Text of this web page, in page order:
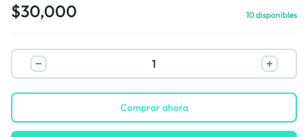
$30,000 10 disponibles
Comprar ahora